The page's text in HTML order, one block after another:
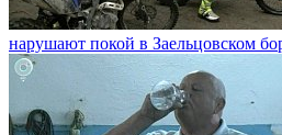
нарушают покой в Заельцовском